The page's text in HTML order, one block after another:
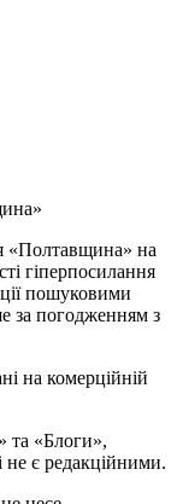
«Полтавщина» на
гіперпосилання
пошуковими
за погодженням з
на комерційній
та «Блоги»,
не є редакційними.